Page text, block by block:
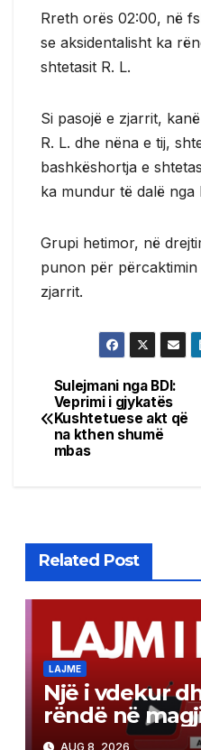
Rreth orës 02:00, në
se aksidentalisht ka
shtetasit R. L.
Si pasojë e zjarrit,
R. L. dhe nëna e tij,
bashkëshortja e
ka mundur të dalë nga
Grupi hetimor, në
punon për
zjarrit.
Post
navigation
Sulejmani nga BDI:
Veprimi i gjykatës
Kushtetuese akt që
na kthen shumë
mbas
Related Post
LAJME
Një i vdekur
rëndë në
Gostivar-
AUG 8, 2026